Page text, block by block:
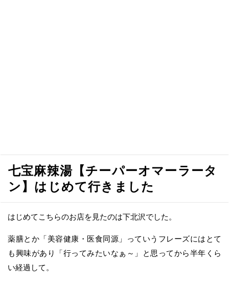
七宝麻辣湯【チーパーオマーラータ
ン】はじめて行きました
はじめてこちらのお店を見たのは下北沢でした。
薬膳とか「美容健康・医食同源」っていうフレーズにはとて
も興味があり「行ってみたいなぁ～」と思ってから半年くら
い経過して。